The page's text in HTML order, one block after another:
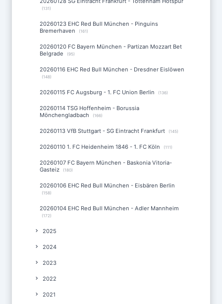
(131)
20260123 EHC Red Bull München - Pinguins
Bremerhaven
(161)
20260120 FC Bayern München - Partizan Mozzart Bet
Belgrade
(95)
20260116 EHC Red Bull München - Dresdner Eislöwen
(148)
20260115 FC Augsburg - 1. FC Union Berlin (136)
20260114 TSG Hoffenheim - Borussia
Mönchengladbach
(166)
20260113 VfB Stuttgart - SG Eintracht Frankfurt (145)
20260110 1. FC Heidenheim 1846 - 1. FC Köln (111)
20260107 FC Bayern München - Baskonia Vitoria-
Gasteiz
(180)
20260106 EHC Red Bull München - Eisbären Berlin
(158)
20260104 EHC Red Bull München - Adler Mannheim
(172)
2025
2024
2023
2022
2021